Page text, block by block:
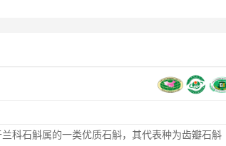
科石斛属的一类优质石斛，其代表种为齿瓣石斛